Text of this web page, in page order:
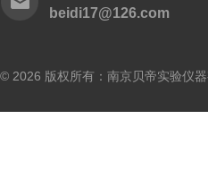
beidi17@126.com
© 2026 版权所有：南京贝帝实验仪